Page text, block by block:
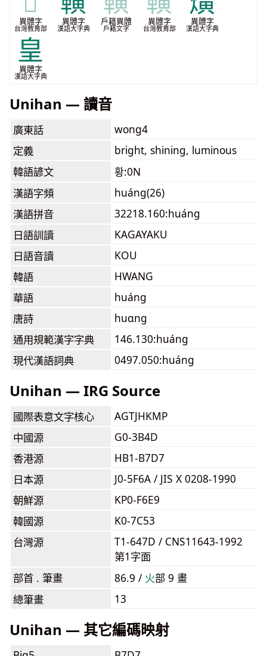
異體字
台灣教育部
異體字
漢語大字典
戶籍異體
戶籍文字
異體字
台灣教育部
異體字
漢語大字典
皇
異體字
漢語大字典
Unihan — 讀音
廣東話
wong4
定義
bright, shining, luminous
韓語諺文
황:0N
漢語字頻
huáng(26)
漢語拼音
32218.160:huáng
日語訓讀
KAGAYAKU
日語音讀
KOU
韓語
HWANG
華語
huáng
唐詩
huɑng
通用規範漢字字典
146.130:huáng
現代漢語詞典
0497.050:huáng
Unihan — IRG Source
國際表意文字核心
AGTJHKMP
中國源
G0-3B4D
香港源
HB1-B7D7
日本源
J0-5F6A / JIS X 0208-1990
朝鮮源
KP0-F6E9
韓國源
K0-7C53
台灣源
T1-647D / CNS11643-1992
第1字面
部首 . 筆畫
86.9 / ⽕部 9 畫
總筆畫
13
Unihan — 其它編碼映射